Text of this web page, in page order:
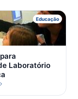
Educação
Laboratório